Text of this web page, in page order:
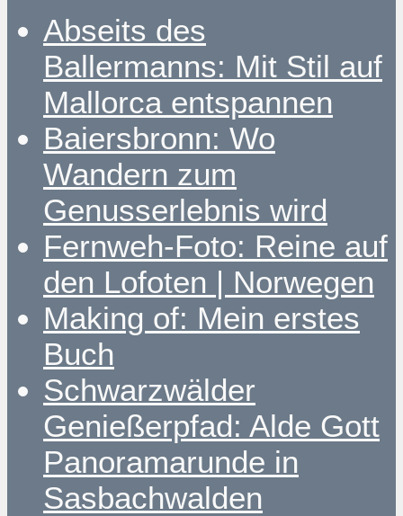
Abseits des
Ballermanns: Mit Stil auf
Mallorca entspannen
Baiersbronn: Wo
Wandern zum
Genusserlebnis wird
Fernweh-Foto: Reine auf
den Lofoten | Norwegen
Making of: Mein erstes
Buch
Schwarzwälder
Genießerpfad: Alde Gott
Panoramarunde in
Sasbachwalden